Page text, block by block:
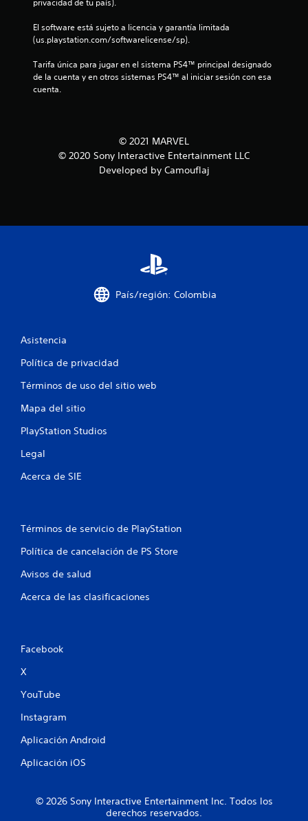
a
l
privacidad de tu país).
El software está sujeto a licencia y garantía limitada
(us.playstation.com/softwarelicense/sp).
Tarifa única para jugar en el sistema PS4™ principal designado
de la cuenta y en otros sistemas PS4™ al iniciar sesión con esa
cuenta.
© 2021 MARVEL
© 2020 Sony Interactive Entertainment LLC
Developed by Camouflaj
País/región: Colombia
Asistencia
Política de privacidad
Términos de uso del sitio web
Mapa del sitio
PlayStation Studios
Legal
Acerca de SIE
Términos de servicio de PlayStation
Política de cancelación de PS Store
Avisos de salud
Acerca de las clasificaciones
Facebook
X
YouTube
Instagram
Aplicación Android
Aplicación iOS
© 2026 Sony Interactive Entertainment Inc. Todos los
derechos reservados.